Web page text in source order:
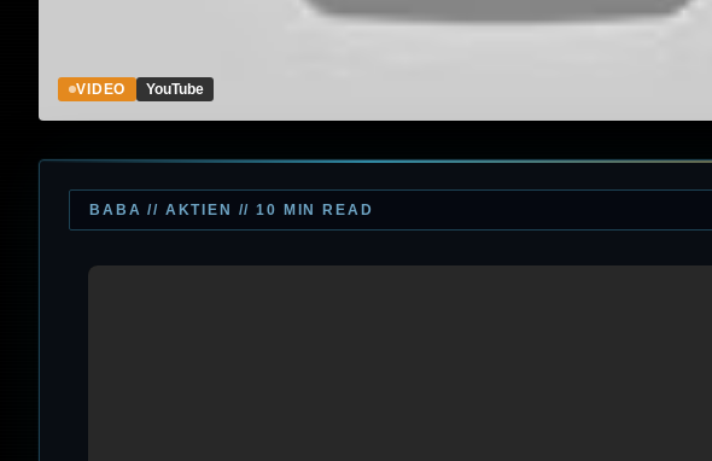
VIDEO YouTube
BABA // AKTIEN // 10 MIN READ